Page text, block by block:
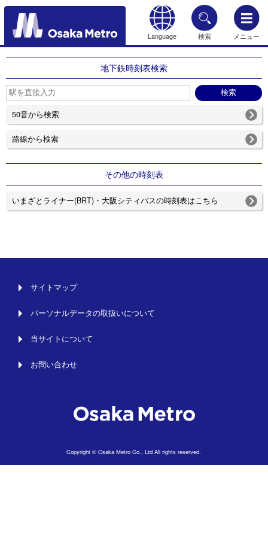
Language 検索 メニュー
もどる
地下鉄時刻表検索
50音から検索
路線から検索
その他の時刻表
いまざとライナー(BRT)・大阪シティバスの時刻表はこちら
サイトマップ
パーソナルデータの取扱いについて
当サイトについて
お問い合わせ
Copyright © Osaka Metro Co., Ltd All rights reserved.